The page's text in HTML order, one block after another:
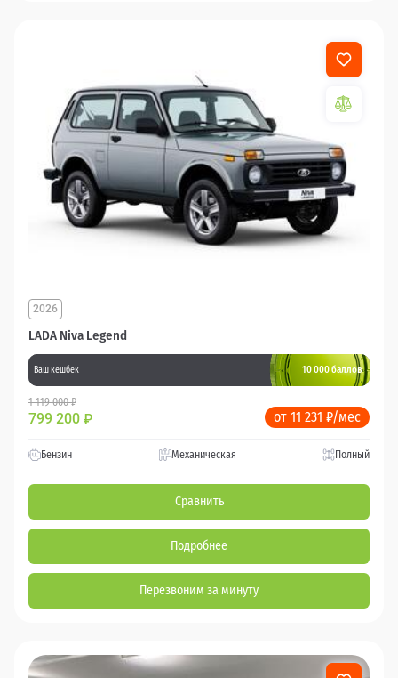
LADA Niva Legend
2026
Ваш кешбек 10 000 баллов
1 119 000 ₽
799 200 ₽ от 11 231 ₽/мес
Бензин Механическая Полный
Сравнить
Подробнее
Перезвоним за минуту